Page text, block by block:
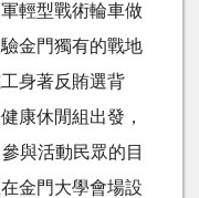
輕型戰術輪車做
金門獨有的戰地
身著反賄選背
康休閒組出發，
與活動民眾的目
金門大學會場設